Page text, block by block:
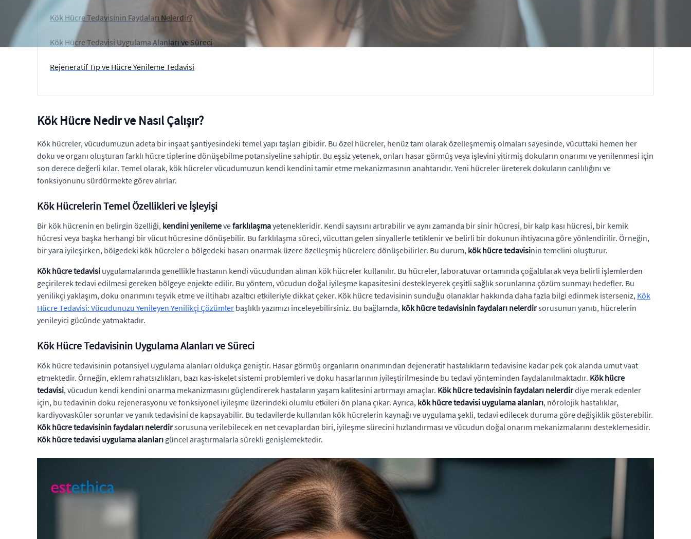
Kök Hücre Tedavisinin Faydaları Nelerdir?
Kök Hücre Tedavisi Uygulama Alanları ve Süreci
Rejeneratif Tıp ve Hücre Yenileme Tedavisi
Kök Hücre Nedir ve Nasıl Çalışır?
Kök hücreler, vücudumuzun adeta bir inşaat şantiyesindeki temel yapı taşları gibidir. Bu özel hücreler, henüz tam olarak özelleşmemiş olmaları sayesinde, vücuttaki hemen her
doku ve organı oluşturan farklı hücre tiplerine dönüşebilme potansiyeline sahiptir. Bu eşsiz yetenek, onları hasar görmüş veya işlevini yitirmiş dokuların onarımı ve yenilenmesi için
son derece değerli kılar. Temel olarak, kök hücreler vücudumuzun kendi kendini tamir etme mekanizmasının anahtarıdır. Yeni hücreler üreterek dokuların canlılığını ve
fonksiyonunu sürdürmekte görev alırlar.
Kök Hücrelerin Temel Özellikleri ve İşleyişi
Bir kök hücrenin en belirgin özelliği, kendini yenilemevefarklılaşmayetenekleridir. Kendi sayısını artırabilir ve aynı zamanda bir sinir hücresi, bir kalp kası hücresi, bir kemik
hücresi veya başka herhangi bir vücut hücresine dönüşebilir. Bu farklılaşma süreci, vücuttan gelen sinyallerle tetiklenir ve belirli bir dokunun ihtiyacına göre yönlendirilir. Örneğin,
bir yara iyileşirken, bölgedeki kök hücreler o bölgedeki hasarı onarmak üzere özelleşmiş hücrelere dönüşebilirler. Bu durum, kök hücre tedavisinin temelini oluşturur.
Kök hücre tedavisi uygulamalarında genellikle hastanın kendi vücudundan alınan kök hücreler kullanılır. Bu hücreler, laboratuvar ortamında çoğaltılarak veya belirli işlemlerden
geçirilerek tedavi edilmesi gereken bölgeye enjekte edilir. Bu yöntem, vücudun doğal iyileşme kapasitesini destekleyerek çeşitli sağlık sorunlarına çözüm sunmayı hedefler. Bu
yenilikçi yaklaşım, doku onarımını teşvik etme ve iltihabı azaltıcı etkileriyle dikkat çeker. Kök hücre tedavisinin sunduğu olanaklar hakkında daha fazla bilgi edinmek isterseniz, Kök
Hücre Tedavisi: Vücudunuzu Yenileyen Yenilikçi Çözümler başlıklı yazımızı inceleyebilirsiniz. Bu bağlamda, kök hücre tedavisinin faydaları nelerdirsorusunun yanıtı, hücrelerin
yenileyici gücünde yatmaktadır.
Kök Hücre Tedavisinin Uygulama Alanları ve Süreci
Kök hücre tedavisinin potansiyel uygulama alanları oldukça geniştir. Hasar görmüş organların onarımından dejeneratif hastalıkların tedavisine kadar pek çok alanda umut vaat
etmektedir. Örneğin, eklem rahatsızlıkları, bazı kas-iskelet sistemi problemleri ve doku hasarlarının iyileştirilmesinde bu tedavi yönteminden faydalanılmaktadır. Kök hücre
tedavisi, vücudun kendi kendini onarma mekanizmasını güçlendirerek hastaların yaşam kalitesini artırmayı amaçlar. Kök hücre tedavisinin faydaları nelerdirdiye merak edenler
için, bu tedavinin doku rejenerasyonu ve fonksiyonel iyileşme üzerindeki olumlu etkileri ön plana çıkar. Ayrıca, kök hücre tedavisi uygulama alanları, nörolojik hastalıklar,
kardiyovasküler sorunlar ve yanık tedavisini de kapsayabilir. Bu tedavilerde kullanılan kök hücrelerin kaynağı ve uygulama şekli, tedavi edilecek duruma göre değişiklik gösterebilir.
Kök hücre tedavisinin faydaları nelerdirsorusuna verilebilecek en net cevaplardan biri, iyileşme sürecini hızlandırması ve vücudun doğal onarım mekanizmalarını desteklemesidir.
Kök hücre tedavisi uygulama alanları güncel araştırmalarla sürekli genişlemektedir.